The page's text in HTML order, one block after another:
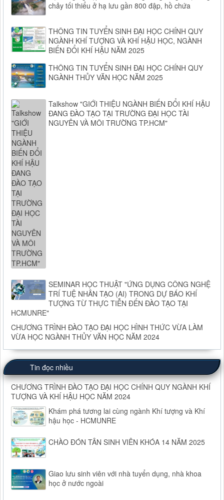
chảy tối thiểu ở hạ lưu gần 800 đập, hồ chứa
THÔNG TIN TUYỂN SINH ĐẠI HỌC CHÍNH QUY
NGÀNH KHÍ TƯỢNG VÀ KHÍ HẬU HỌC, NGÀNH
BIẾN ĐỔI KHÍ HẬU NĂM 2025
THÔNG TIN TUYỂN SINH ĐẠI HỌC CHÍNH QUY
NGÀNH THỦY VĂN HỌC NĂM 2025
Talkshow "GIỚI THIỆU NGÀNH BIẾN ĐỔI KHÍ HẬU
ĐANG ĐÀO TẠO TẠI TRƯỜNG ĐẠI HỌC TÀI
NGUYÊN VÀ MÔI TRƯỜNG TP.HCM"
SEMINAR HỌC THUẬT "ỨNG DỤNG CÔNG NGHỆ
TRÍ TUỆ NHÂN TẠO (AI) TRONG DỰ BÁO KHÍ
TƯỢNG TỪ THỰC TIỄN ĐẾN ĐÀO TẠO TẠI
HCMUNRE"
CHƯƠNG TRÌNH ĐÀO TẠO ĐẠI HỌC HÌNH THỨC VỪA LÀM
VỪA HỌC NGÀNH THỦY VĂN HỌC NĂM 2024
Tin đọc nhiều
CHƯƠNG TRÌNH ĐÀO TẠO ĐẠI HỌC CHÍNH QUY NGÀNH KHÍ
TƯỢNG VÀ KHÍ HẬU HỌC NĂM 2024
Khám phá tương lai cùng ngành Khí tượng và Khí
hậu học - HCMUNRE
CHÀO ĐÓN TÂN SINH VIÊN KHÓA 14 NĂM 2025
Giao lưu sinh viên với nhà tuyển dụng, nhà khoa
học ở nước ngoài